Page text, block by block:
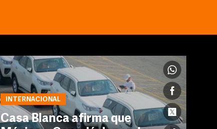
INTERNACIONAL
Casa Blanca afirma que